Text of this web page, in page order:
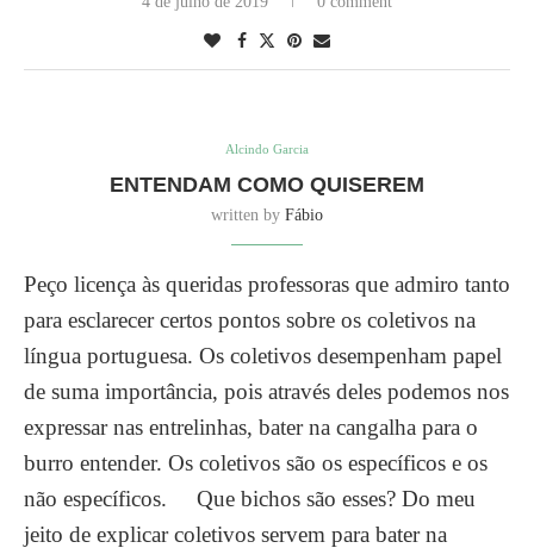
Alcindo Garcia
ENTENDAM COMO QUISEREM
written by Fábio
Peço licença às queridas professoras que admiro tanto
para esclarecer certos pontos sobre os coletivos na
língua portuguesa. Os coletivos desempenham papel
de suma importância, pois através deles podemos nos
expressar nas entrelinhas, bater na cangalha para o
burro entender. Os coletivos são os específicos e os
não específicos. Que bichos são esses? Do meu
jeito de explicar coletivos servem para bater na